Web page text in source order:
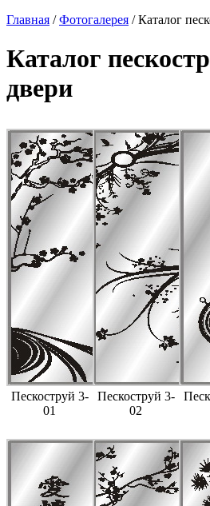
Главная /Фотогалерея /Каталог
Каталог
двери
Пескоструй 3-
01
Пескоструй 3-
02